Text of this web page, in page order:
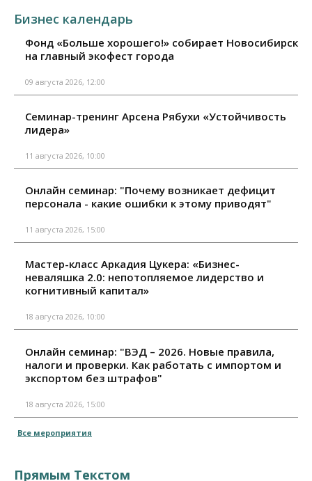
Бизнес календарь
Фонд «Больше хорошего!» собирает Новосибирск
на главный экофест города
09 августа 2026, 12:00
Семинар-тренинг Арсена Рябухи «Устойчивость
лидера»
11 августа 2026, 10:00
Онлайн семинар: "Почему возникает дефицит
персонала - какие ошибки к этому приводят"
11 августа 2026, 15:00
Мастер-класс Аркадия Цукера: «Бизнес-
неваляшка 2.0: непотопляемое лидерство и
когнитивный капитал»
18 августа 2026, 10:00
Онлайн семинар: "ВЭД – 2026. Новые правила,
налоги и проверки. Как работать с импортом и
экспортом без штрафов"
18 августа 2026, 15:00
Все мероприятия
Прямым Текстом